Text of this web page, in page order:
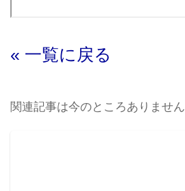
« 一覧に戻る
関連記事は今のところありません